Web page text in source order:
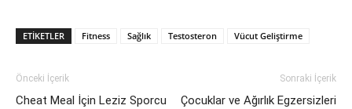
ETIKETLER Fitness Sağlık Testosteron Vücut Geliştirme
Önceki İçerik
Cheat Meal İçin Leziz Sporcu
Sonraki İçerik
Çocuklar ve Ağırlık Egzersizleri